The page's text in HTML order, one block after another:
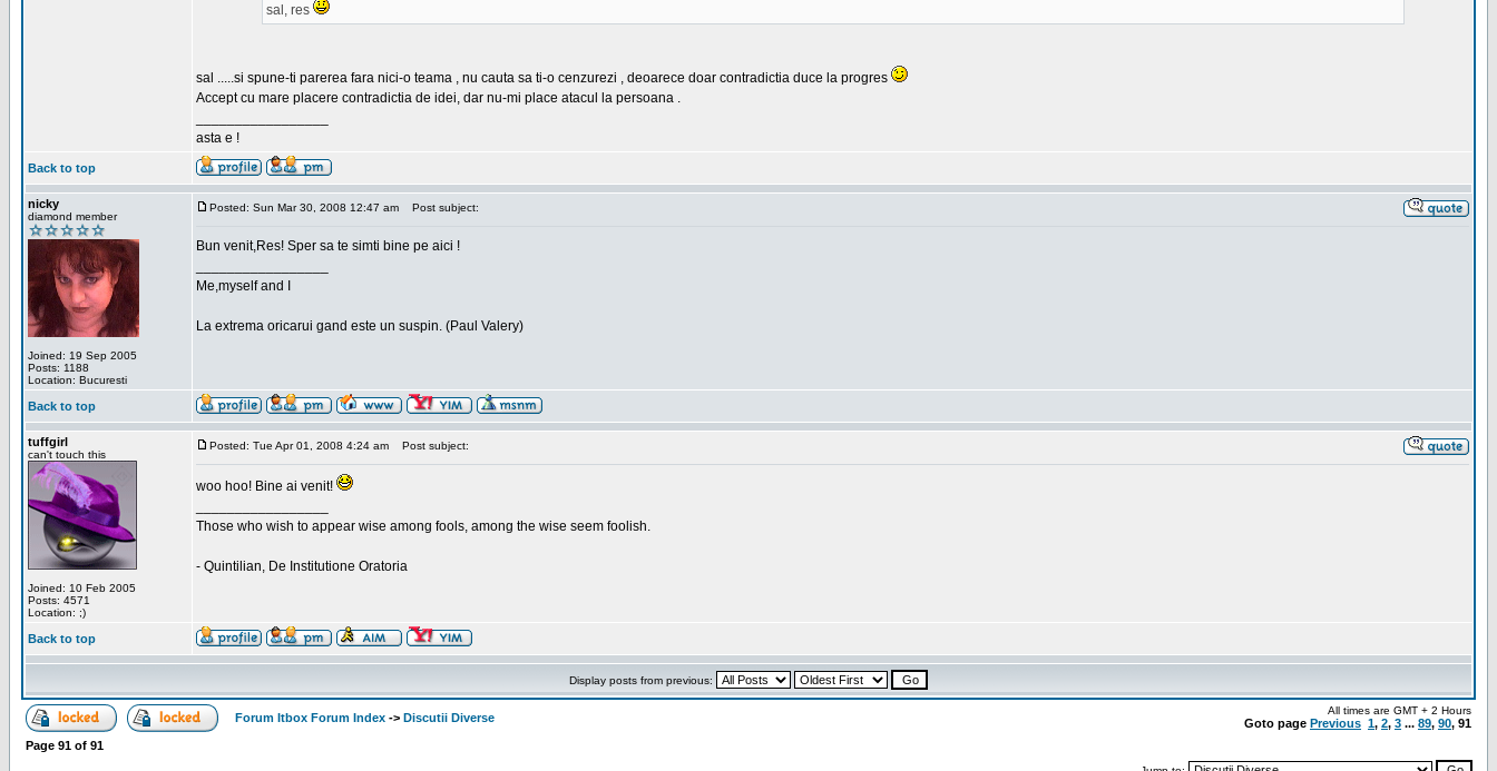
sal, res
sal .....si spune-ti parerea fara nici-o teama , nu cauta sa ti-o cenzurezi , deoarece doar contradictia duce la progres
Accept cu mare placere contradictia de idei, dar nu-mi place atacul la persoana .
asta e !
Back to top
nicky
diamond member
Joined: 19 Sep 2005
Posts: 1188
Location: Bucuresti
Posted: Sun Mar 30, 2008 12:47 am Post subject:
Bun venit,Res! Sper sa te simti bine pe aici !
Me,myself and I
La extrema oricarui gand este un suspin. (Paul Valery)
Back to top
tuffgirl
can't touch this
Joined: 10 Feb 2005
Posts: 4571
Location: ;)
Posted: Tue Apr 01, 2008 4:24 am Post subject:
woo hoo! Bine ai venit!
Those who wish to appear wise among fools, among the wise seem foolish.
- Quintilian, De Institutione Oratoria
Back to top
Display posts from previous:
Forum Itbox Forum Index -> Discutii Diverse
All times are GMT + 2 Hours
Goto page Previous 1, 2, 3 ... 89, 90, 91
Page 91 of 91